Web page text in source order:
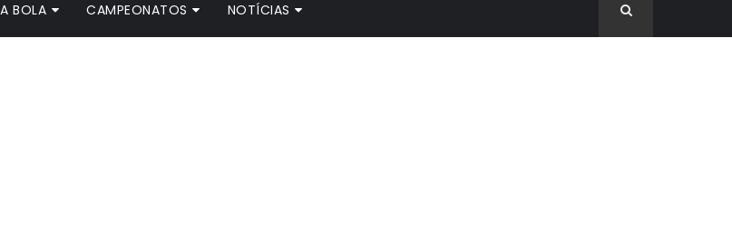
BOLA CAMPEONATOS NOTÍCIAS